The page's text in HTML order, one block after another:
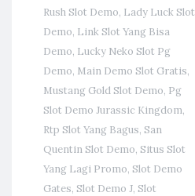
Rush Slot Demo, Lady Luck Slot
Demo, Link Slot Yang Bisa
Demo, Lucky Neko Slot Pg
Demo, Main Demo Slot Gratis,
Mustang Gold Slot Demo, Pg
Slot Demo Jurassic Kingdom,
Rtp Slot Yang Bagus, San
Quentin Slot Demo, Situs Slot
Yang Lagi Promo, Slot Demo
Gates, Slot Demo J, Slot